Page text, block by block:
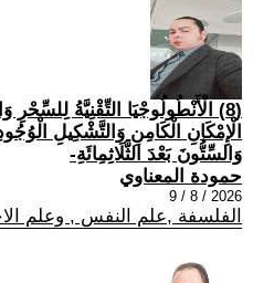
(8) الْأَنْطُولُوجْيَا التِّقْنِيَّةُ
الْإِمْكَانِ الْكَامِنِ وَالتَّشْكِيلِ
وَالسِّتُّونَ بَعْدَ الثَّلَاثِمِائَةِ-
حمودة المعناوي
2026 / 8 / 9
الفلسفة ,علم النفس , وعلم